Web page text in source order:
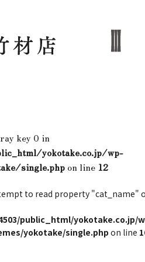
key 0 in
yokotake.co.jp/wp-
single.phpon line 12
to read property "cat_name"
public_html/yokotake.co.jp/
yokotake/single.php on line